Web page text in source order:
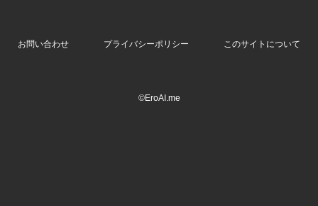
お問い合わせ プライバシーポリシー このサイトについて
©EroAI.me